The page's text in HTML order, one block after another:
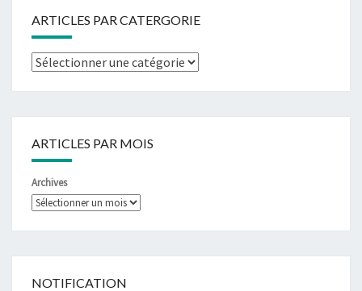
ARTICLES PAR CATERGORIE
ARTICLES PAR MOIS
Archives
NOTIFICATION